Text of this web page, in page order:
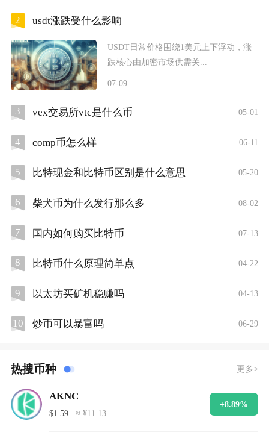
2 usdt涨跌受什么影响
USDT日常价格围绕1美元上下浮动，涨
跌核心由加密市场供需关...
07-09
3 vex交易所vtc是什么币 05-01
4 comp币怎么样 06-11
5 比特现金和比特币区别是什么意思 05-20
6 柴犬币为什么发行那么多 08-02
7 国内如何购买比特币 07-13
8 比特币什么原理简单点 04-22
9 以太坊买矿机稳赚吗 04-13
10 炒币可以暴富吗 06-29
热搜币种 更多>
AKNC
$1.59 ≈ ¥11.13
+8.89%